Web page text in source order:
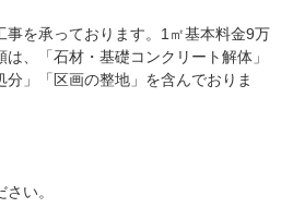
事を承っております。1㎡基本料金9万
、「石材・基礎コンクリート解体」
分」「区画の整地」を含んでおりま
い。